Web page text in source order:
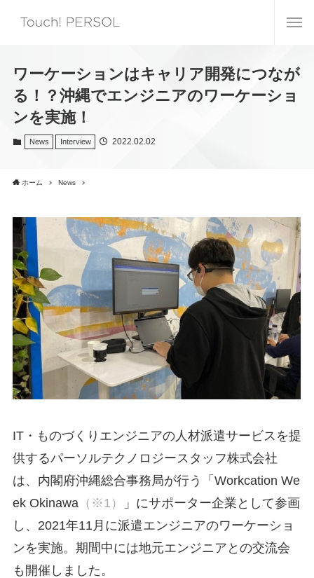
ワーケーションはキャリア開発につなが
る！？沖縄でエンジニアのワーケーショ
ンを実施！
News Interview 2022.02.02
ホーム News
IT・ものづくりエンジニアの人材派遣サービスを提
供するパーソルテクノロジースタッフ株式会社
は、内閣府沖縄総合事務局が行う「Workcation We
ek Okinawa （※1）
」にサポーター企業として参画
し、2021年11月に派遣エンジニアのワーケーショ
ンを実施。期間中には地元エンジニアとの交流会
も開催しました。